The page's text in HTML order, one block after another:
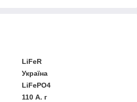
LiFeR
Україна
LiFePO4
110 А. г